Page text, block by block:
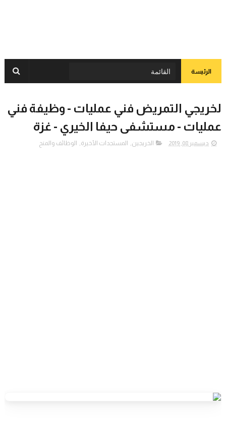
الرئيسة
لخريجي التمريض فني عمليات - وظيفة فني
عمليات - مستشفى حيفا الخيري - غزة
ديسمبر 08, 2019 الخريجين, المستجدات الأخيرة, الوظائف والمنح